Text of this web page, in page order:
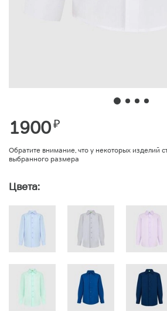
1900₽
Обратите внимание, что у некоторых изделий
выбранного размера
Цвета: